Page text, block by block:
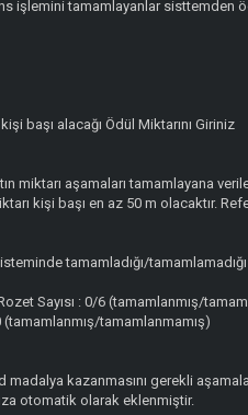
işlemini tamamlayanlar sisttemden
başı alacağı Ödül Miktarını Giriniz
miktarı aşamaları tamamlayana
kişi başı en az 50 m olacaktır.
tamamladığı/
Sayısı : 0/6 (tamamlanmış/
tamamlanmamış)
kazanmasını gerekli
otomatik olarak eklenmiştir.